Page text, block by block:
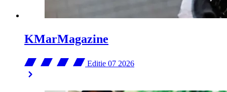
KMarMagazine
Editie 07 2026